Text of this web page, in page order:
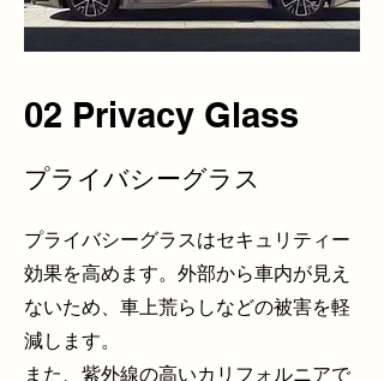
02 Privacy Glass
プライバシーグラス
プライバシーグラスはセキュリティー
効果を高めます。外部から車内が見え
ないため、車上荒らしなどの被害を軽
減します。
また、紫外線の高いカリフォルニアで